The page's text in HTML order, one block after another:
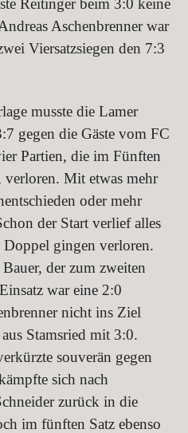
Reitinger beim 3:0 keine
Aschenbrenner war
Viersatzsiegen den 7:3
musste die Lamer
gegen die Gäste vom FC
Partien, die im Fünften
verloren. Mit etwas mehr
oder mehr
der Start verlief alles
Doppel gingen verloren.
der zum zweiten
war eine 2:0
nicht ins Ziel
Stamsried mit 3:0.
souverän gegen
sich nach
zurück in die
im fünften Satz ebenso